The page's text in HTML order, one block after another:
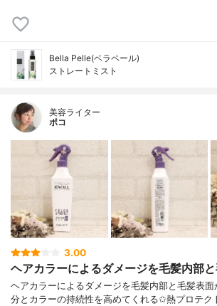
Bella Pelle(ベラペール)
ストレートミスト
美容ライター
ポコ
3.00
ヘアカラーによるダメージを毛髪内部
ヘアカラーによるダメージを毛髪内部と毛髪表
分とカラーの持続性を高めてくれる✩熱プロテク